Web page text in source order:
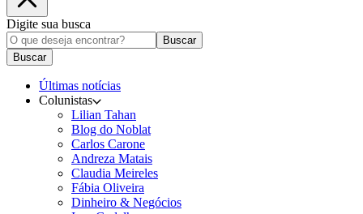
Digite sua busca
Buscar
Buscar
Últimas notícias
Colunistas
Lilian Tahan
Blog do Noblat
Carlos Carone
Andreza Matais
Claudia Meireles
Fábia Oliveira
Dinheiro & Negócios